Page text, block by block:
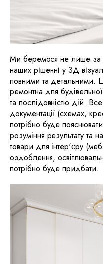
Ми беремося не лише за
наших рішенні у 3Д
повними та детальними.
ремонтна для
та послідовністю дій.
документації (схемах,
потрібно буде
розуміння результату та
товари для інтер'єру
оздоблення,
потрібно буде придбати.